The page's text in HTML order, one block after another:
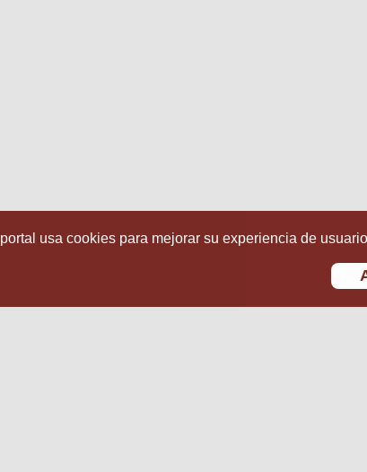
usa cookies para mejorar su experiencia de